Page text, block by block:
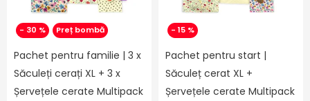
- 30 % Preț bombă
Pachet pentru familie | 3 x
Săculeți cerați XL + 3 x
Șervețele cerate Multipack
- 15 %
Pachet pentru start |
Săculeț cerat XL +
Șervețele cerate Multipack